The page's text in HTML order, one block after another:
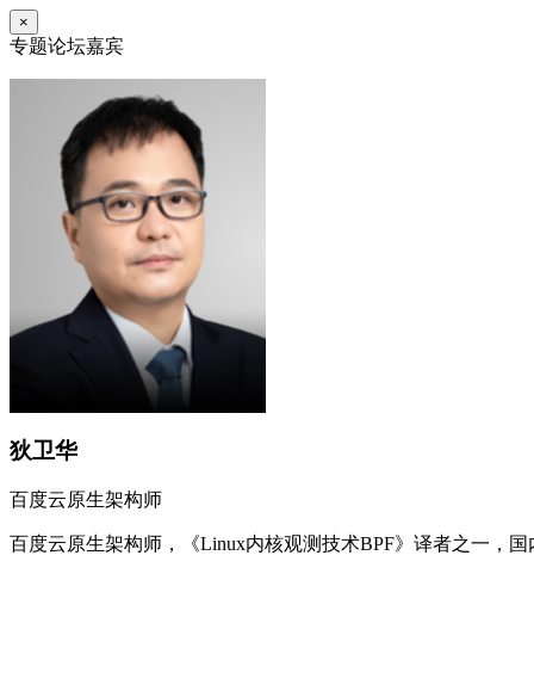
×
专题论坛嘉宾
狄卫华
百度云原生架构师
百度云原生架构师，《Linux内核观测技术BPF》译者之一，